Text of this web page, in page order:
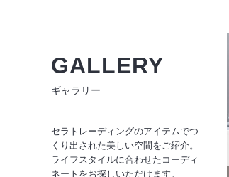
GALLERY
ギャラリー
セラトレーディングのアイテムでつ
くり出された美しい空間をご紹介。
ライフスタイルに合わせたコーディ
ネートをお探しいただけます。